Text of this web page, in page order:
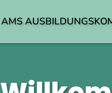
AMS